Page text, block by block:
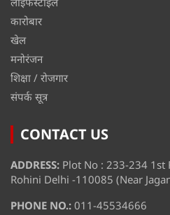
कारोबार
खेल
मनोरंजन
शिक्षा / रोजगार
संपर्क सूत्र
CONTACT US
ADDRESS: Plot No : 233-234 1st
Rohini Delhi -110085 (Near
PHONE NO.: 011-45534666